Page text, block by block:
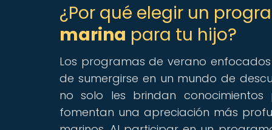
¿Por qué elegir un
marina para tu hijo?
Los programas de verano
de sumergirse en un mundo de
no solo les brindan
fomentan una apreciación más